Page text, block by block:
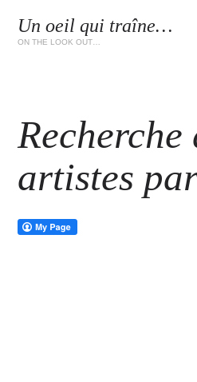
Un oeil qui traîne…
ON THE LOOK OUT…
Recherche
artistes